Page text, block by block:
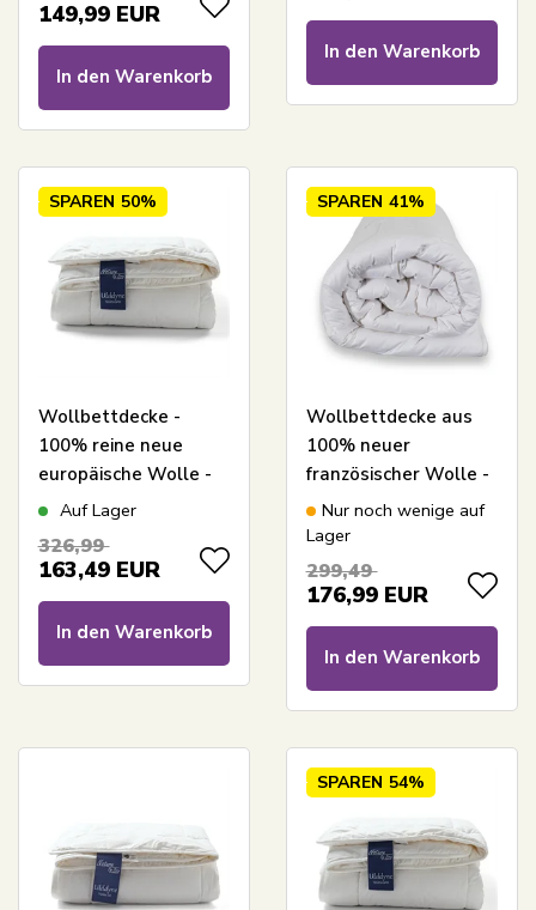
Ganzjahresdecke
149,99 EUR
In den Warenkorb
In den Warenkorb
SPAREN 50%
Wollbettdecke -
100% reine neue
europäische Wolle -
warme
140x220 cm - Nature
Auf Lager
326,99
163,49 EUR
In den Warenkorb
SPAREN 41%
Wollbettdecke aus
100% neuer
französischer Wolle -
140x220 cm - LIXRA
Wool
Ganzjahresdecke
Nur noch wenige auf
Lager
299,49
176,99 EUR
In den Warenkorb
SPAREN 54%